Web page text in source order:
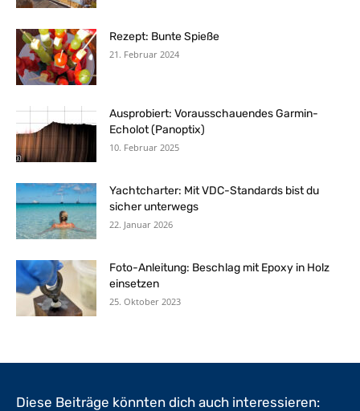
Rezept: Bunte Spieße
21. Februar 2024
Ausprobiert: Vorausschauendes Garmin-
Echolot (Panoptix)
10. Februar 2025
Yachtcharter: Mit VDC-Standards bist du
sicher unterwegs
22. Januar 2026
Foto-Anleitung: Beschlag mit Epoxy in Holz
einsetzen
25. Oktober 2023
Diese Beiträge könnten dich auch interessieren: